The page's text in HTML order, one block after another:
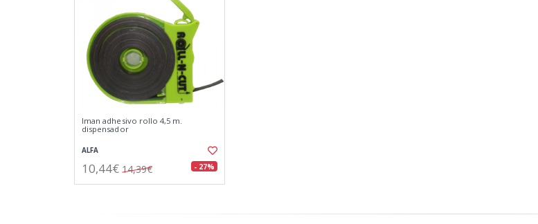
Iman adhesivo rollo 4,5 m.
dispensador
ALFA
10,44€ 14,39€ - 27%